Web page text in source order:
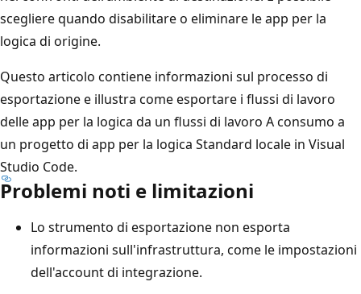
scegliere quando disabilitare o eliminare le app per la
logica di origine.
Questo articolo contiene informazioni sul processo di
esportazione e illustra come esportare i flussi di lavoro
delle app per la logica da un flussi di lavoro A consumo a
un progetto di app per la logica Standard locale in Visual
Studio Code.
Problemi noti e limitazioni
Lo strumento di esportazione non esporta
informazioni sull'infrastruttura, come le impostazioni
dell'account di integrazione.